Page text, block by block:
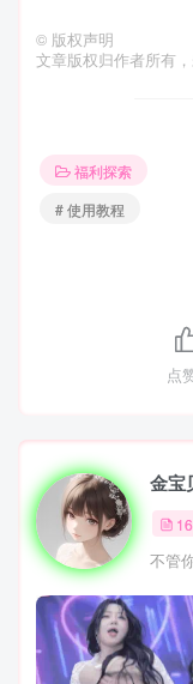
© 版权声明
文章版权归作者所有，
福利探索
# 使用教程
点
金宝